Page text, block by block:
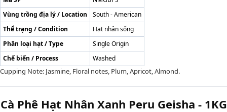
Vùng trồng địa lý / Location
South - American
Thể trạng / Condition
Hạt nhân sống
Phân loại hạt / Type
Single Origin
Chế biến / Process
Washed
Cupping Note: Jasmine, Floral notes, Plum, Apricot, Almond.
Cà Phê Hạt Nhân Xanh Peru Geisha - 1KG